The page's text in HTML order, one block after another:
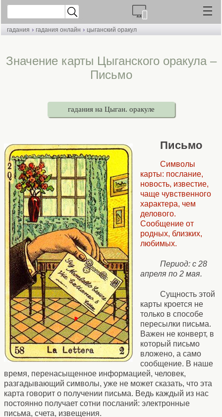
гадания › гадания онлайн › цыганский оракул
Значение карты Цыганского оракула –
Письмо
гадания на Цыган. оракуле
Письмо
Символы
карты: послание,
новость, известие,
чаще чувственного
характера, чем
делового.
Сообщение от
родных, близких,
любимых.
Период: с 28
апреля по 2 мая.
Сущность этой
карты кроется не
только в способе
пересылки письма.
Важен не конверт, в
который письмо
вложено, а само
сообщение. В наше
время, перенасыщенное информацией, человек,
разгадывающий символы, уже не может сказать, что эта
карта говорит о получении письма. Ведь каждый из нас
постоянно получает сотни посланий: электронные
письма, счета, извещения.